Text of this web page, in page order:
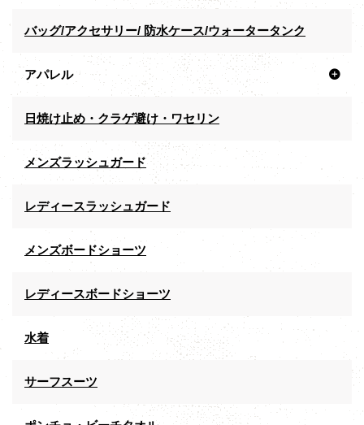
バッグ/アクセサリー/ 防水ケース/ウォータータンク
アパレル
日焼け止め・クラゲ避け・ワセリン
メンズラッシュガード
レディースラッシュガード
メンズボードショーツ
レディースボードショーツ
水着
サーフスーツ